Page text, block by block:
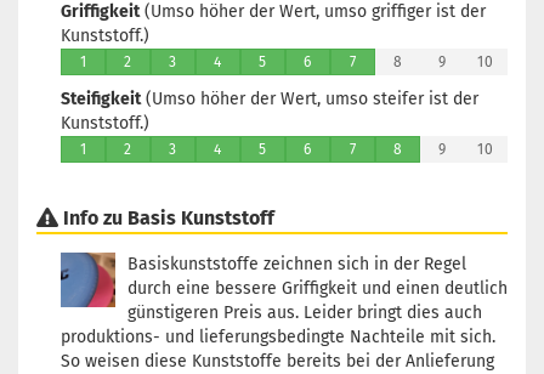
Griffigkeit(Umso höher der Wert, umso griffiger ist der
Kunststoff.)
1 2 3 4 5 6 7 8 9 10
Steifigkeit(Umso höher der Wert, umso steifer ist der
Kunststoff.)
1 2 3 4 5 6 7 8 9 10
Info zu Basis Kunststoff
Basiskunststoffe zeichnen sich in der Regel
durch eine bessere Griffigkeit und einen deutlich
günstigeren Preis aus. Leider bringt dies auch
produktions- und lieferungsbedingte Nachteile mit sich.
So weisen diese Kunststoffe bereits bei der Anlieferung